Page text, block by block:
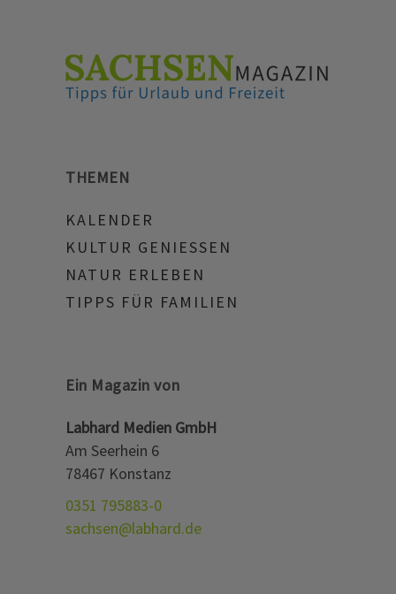
THEMEN
KALENDER
KULTUR GENIESSEN
NATUR ERLEBEN
TIPPS FÜR FAMILIEN
Ein Magazin von
Labhard Medien GmbH
Am Seerhein 6
78467 Konstanz
0351 795883-0
sachsen@labhard.de